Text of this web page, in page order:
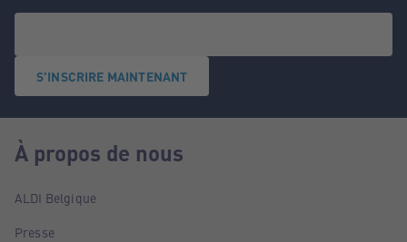
S'INSCRIRE MAINTENANT
À propos de nous
ALDI Belgique
Presse